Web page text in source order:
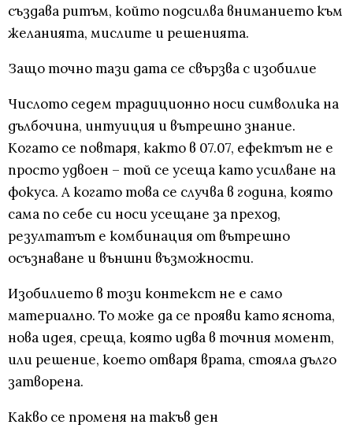
създава ритъм, който подсилва вниманието към
желанията, мислите и решенията.
Защо точно тази дата се свързва с изобилие
Числото седем традиционно носи символика на
дълбочина, интуиция и вътрешно знание.
Когато се повтаря, както в 07.07, ефектът не е
просто удвоен – той се усеща като усилване на
фокуса. А когато това се случва в година, която
сама по себе си носи усещане за преход,
резултатът е комбинация от вътрешно
осъзнаване и външни възможности.
Изобилието в този контекст не е само
материално. То може да се прояви като яснота,
нова идея, среща, която идва в точния момент,
или решение, което отваря врата, стояла дълго
затворена.
Какво се променя на такъв ден